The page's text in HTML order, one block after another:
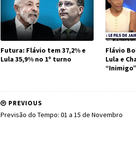
Futura: Flávio tem 37,2% e
Lula 35,9% no 1º turno
Flávio
Lula e
“Inimigo”
PREVIOUS
Previsão do Tempo: 01 a 15 de Novembro